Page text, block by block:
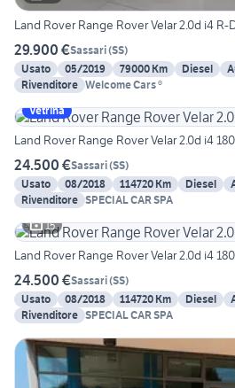
Land Rover Range Rover Velar 2.0d i4 R-
29.900 €Sassari(SS)
Usato
05/2019 79000 Km Diesel
Rivenditore Welcome Cars ®
Vetrina
Land Rover Range Rover Velar 2.0d i4
24.500 €Sassari(SS)
Usato
08/2018 114720 Km Diesel
Rivenditore SPECIAL CAR SPA
15
Land Rover Range Rover Velar 2.0d i4
24.500 €Sassari(SS)
Usato
08/2018 114720 Km Diesel
Rivenditore SPECIAL CAR SPA